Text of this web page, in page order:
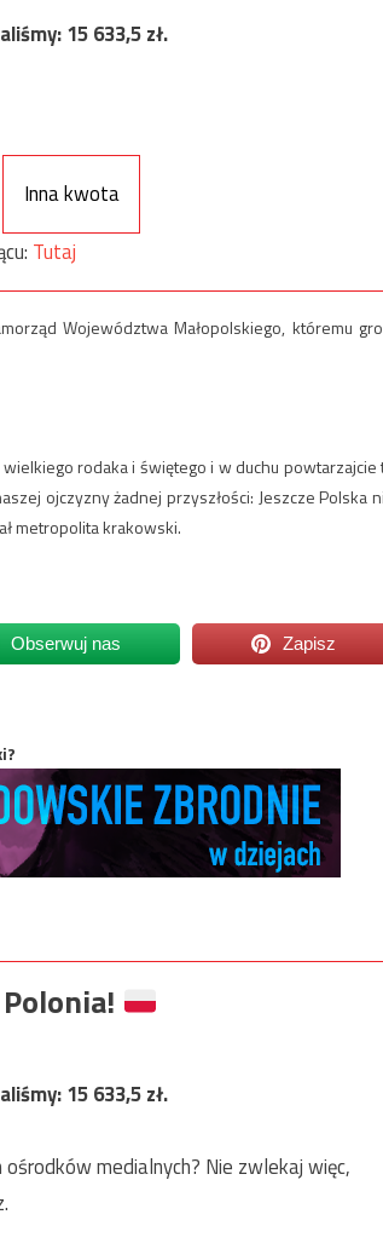
15 633,5zł.
Inna kwota
Tutaj
Województwa Małopolskiego, któremu
rodaka i świętego i w duchu powtarzajcie
ojczyzny żadnej przyszłości: Jeszcze Polska
metropolita krakowski.
Obserwuj nas Zapisz
15 633,5zł.
medialnych? Nie zwlekaj więc,